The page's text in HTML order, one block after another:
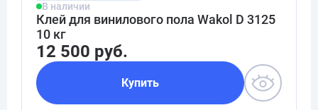
В наличии
Клей для винилового пола Wakol D 3125
10 кг
12 500 руб.
Купить